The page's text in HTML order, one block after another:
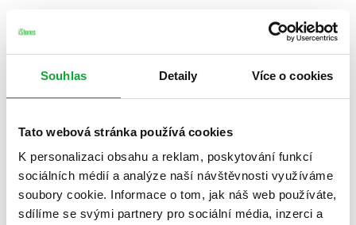
Souhlas Detaily Více o cookies
Tato webová stránka používá cookies
K personalizaci obsahu a reklam, poskytování funkcí
sociálních médií a analýze naší návštěvnosti využíváme
soubory cookie. Informace o tom, jak náš web používáte,
sdílíme se svými partnery pro sociální média, inzerci a